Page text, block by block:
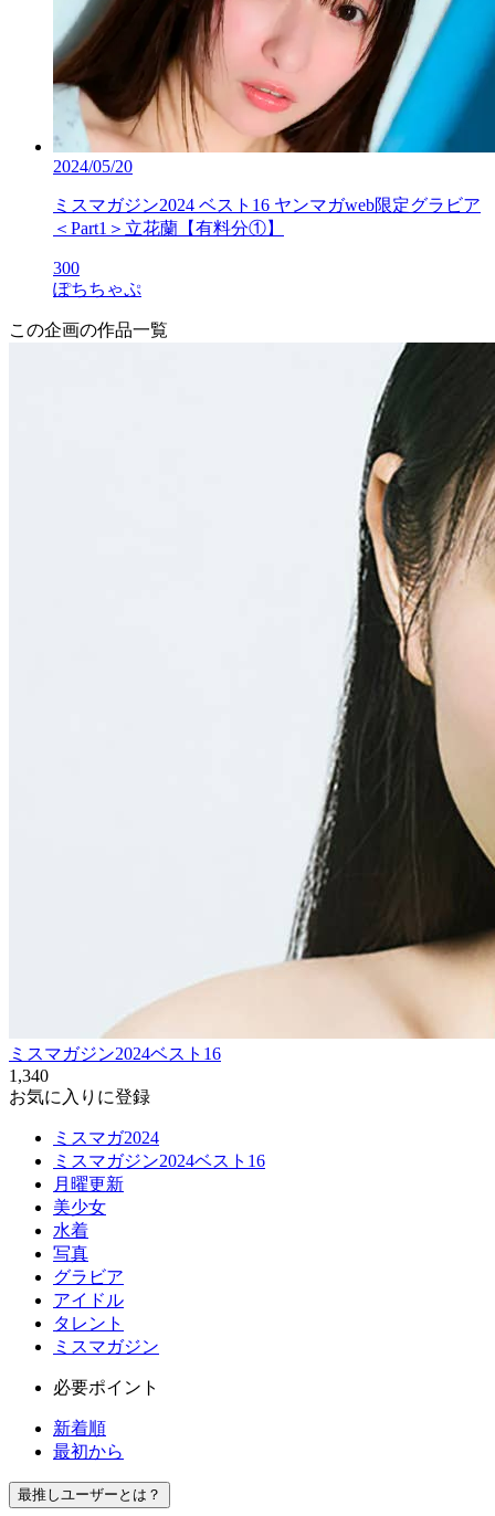
2024/05/20
ミスマガジン2024 ベスト16 ヤンマガweb限定グラビア
＜Part1＞立花蘭【有料分①】
300
ぽちちゃぷ
この企画の作品一覧
ミスマガジン2024ベスト16
1,340
お気に入りに登録
ミスマガ2024
ミスマガジン2024ベスト16
月曜更新
美少女
水着
写真
グラビア
アイドル
タレント
ミスマガジン
必要ポイント
新着順
最初から
最推しユーザーとは？